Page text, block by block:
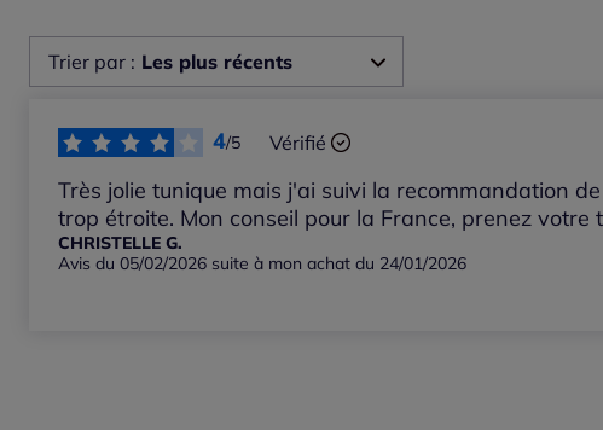
Trier par : Les plus récents
Les plus anciens
Notes les plus élevées
4/5 Vérifié
Très jolie tunique mais j'ai suivi la recommandation
trop étroite. Mon conseil pour la France, prenez votre
CHRISTELLE G.
Avis du 05/02/2026 suite à mon achat du 24/01/2026